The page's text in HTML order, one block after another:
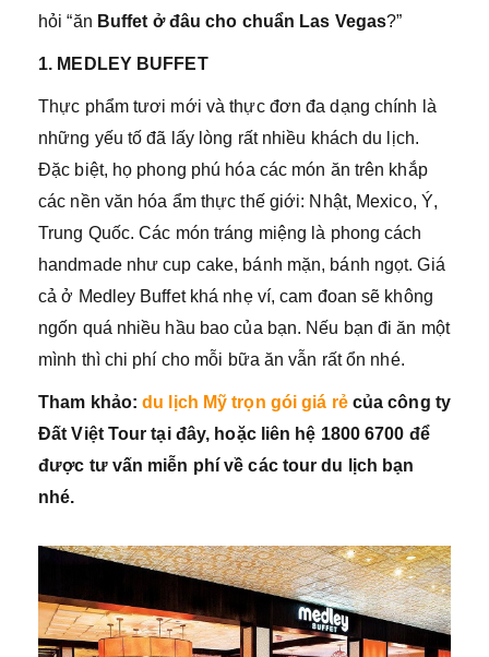
hỏi “ăn Buffet ở đâu cho chuẩn Las Vegas?”
1. MEDLEY BUFFET
Thực phẩm tươi mới và thực đơn đa dạng chính là
những yếu tố đã lấy lòng rất nhiều khách du lịch.
Đặc biệt, họ phong phú hóa các món ăn trên khắp
các nền văn hóa ẩm thực thế giới: Nhật, Mexico, Ý,
Trung Quốc. Các món tráng miệng là phong cách
handmade như cup cake, bánh mặn, bánh ngọt. Giá
cả ở Medley Buffet khá nhẹ ví, cam đoan sẽ không
ngốn quá nhiều hầu bao của bạn. Nếu bạn đi ăn một
mình thì chi phí cho mỗi bữa ăn vẫn rất ổn nhé.
Tham khảo:du lịch Mỹ trọn gói giá rẻcủa công ty
Đất Việt Tour tại đây, hoặc liên hệ 1800 6700 để
được tư vấn miễn phí về các tour du lịch bạn
nhé.